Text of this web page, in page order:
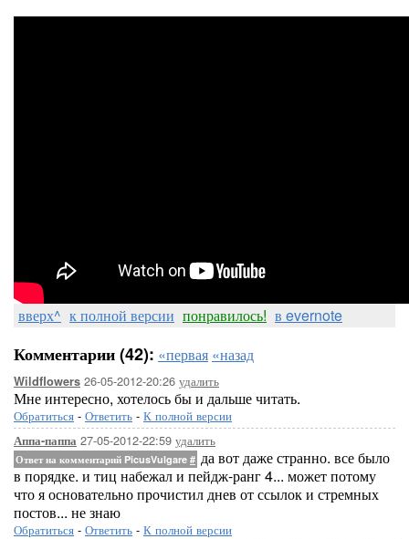
вверх^ к полной версии понравилось! в evernote
Комментарии (42): «первая «назад
Wildflowers 26-05-2012-20:26 удалить
Мне интересно, хотелось бы и дальше читать.
Обратиться - Ответить - К полной версии
Аппа-паппа 27-05-2012-22:59 удалить
Ответ на комментарий PicusVulgare # да вот даже странно. все было
в порядке. и тиц набежал и пейдж-ранг 4... может потому
что я основательно прочистил днев от ссылок и стремных
постов... не знаю
Обратиться - Ответить - К полной версии